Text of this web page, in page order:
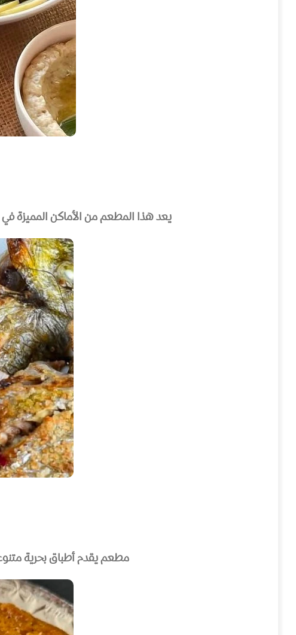
يعد هذا المطعم من الأماكن المميزة
مطعم يقدم أطباق بحرية